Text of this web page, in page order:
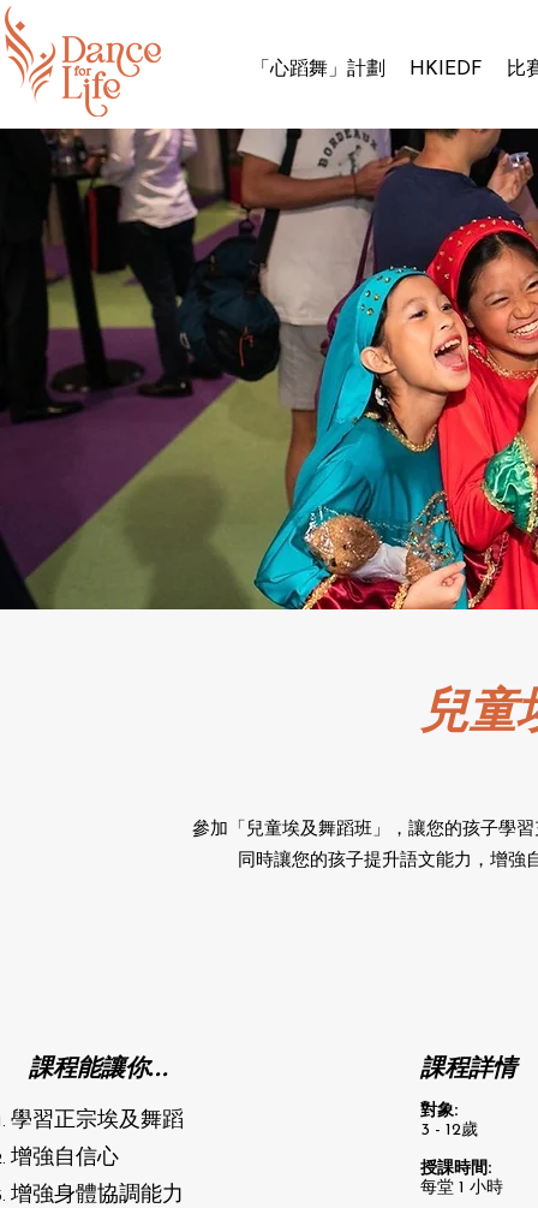
「心蹈舞」計劃 HKIEDF 比
兒童
參加「兒童埃及舞蹈班」，讓您的孩子學
同時讓您的孩子提升語文能力，增強
課程能讓你... 課程詳情
學習正宗埃及舞蹈
增強自信心
增強身體協調能力
​​對象:
3 - 12歲
​​授課時間:
每堂 1 小時